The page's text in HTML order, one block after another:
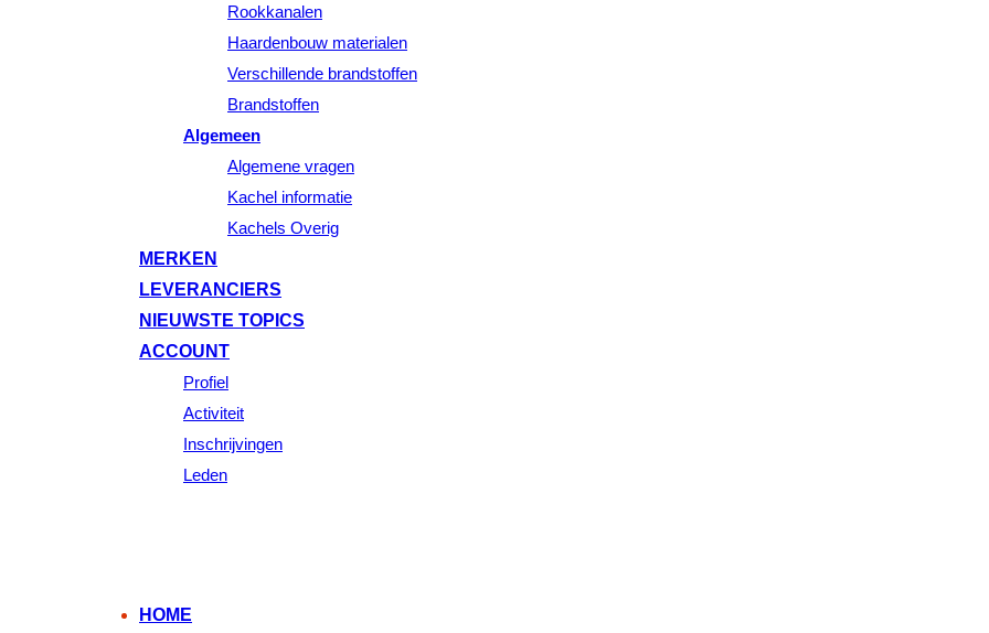
Rookkanalen
Haardenbouw materialen
Verschillende brandstoffen
Brandstoffen
Algemeen
Algemene vragen
Kachel informatie
Kachels Overig
MERKEN
LEVERANCIERS
NIEUWSTE TOPICS
ACCOUNT
Profiel
Activiteit
Inschrijvingen
Leden
HOME